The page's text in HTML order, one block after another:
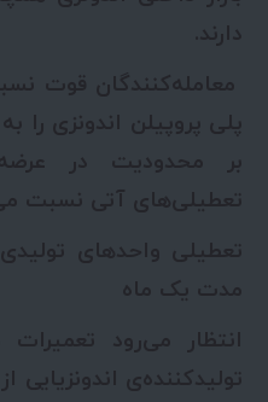
دارند.
معامله‌کنندگان قوت
پلی پروپیلن اندونزی را
بر محدودیت در
تعطیلی‌های آتی نسبت
مدت یک ماه
انتظار می‌رود
تولیدکننده‌ی اندونزیایی